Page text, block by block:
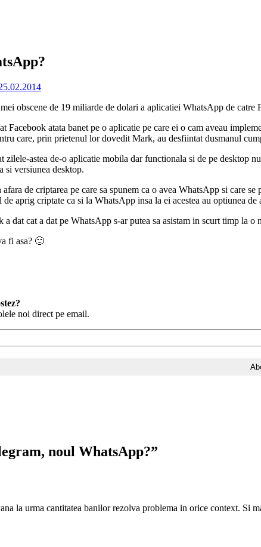
obscene de 19 miliarde de dolari a aplicatiei WhatsApp de catre
Facebook atata banet pe o aplicatie pe care ei o cam aveau
care, prin prietenul lor dovedit Mark, au desfiintat dusmanul
zilele-astea de-o aplicatie mobila dar functionala si de pe desktop
si versiunea desktop.
de criptarea pe care sa spunem ca o avea WhatsApp si care
aprig criptate ca si la WhatsApp insa la ei acestea au optiunea de
a dat cat a dat pe WhatsApp s-ar putea sa asistam in scurt timp la
fi asa? 🙂
noi direct pe email.
noul WhatsApp?”
la urma cantitatea banilor rezolva problema in orice context.